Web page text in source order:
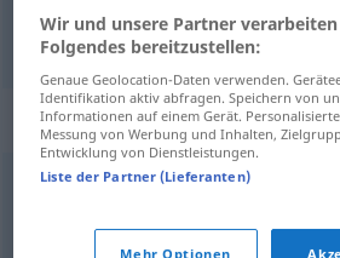
unbedacht incauto
Synonyme für
Wir und unsere Partner
Folgendes bereitzustellen:
Genaue Geolocation-Daten verwenden.
Identifikation aktiv abfragen. Speichern von
Informationen auf einem Gerät.
Messung von Werbung und Inhalten,
Entwicklung von Dienstleistungen.
Liste der Partner (Lieferanten)
Mehr Optionen